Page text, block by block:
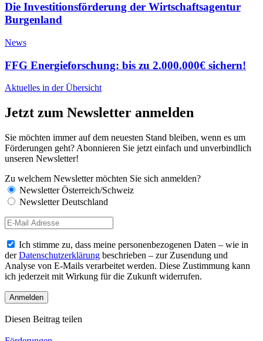
Die Investitionsförderung der Wirtschaftsagentur
Burgenland
News
FFG Energieforschung: bis zu 2.000.000€ sichern!
Aktuelles in der Übersicht
Jetzt zum Newsletter anmelden
Sie möchten immer auf dem neuesten Stand bleiben, wenn es um
Förderungen geht? Abonnieren Sie jetzt einfach und unverbindlich
unseren Newsletter!
Zu welchem Newsletter möchten Sie sich anmelden?
Newsletter Österreich/Schweiz
Newsletter Deutschland
Ich stimme zu, dass meine personenbezogenen Daten – wie in
derDatenschutzerklärung beschrieben – zur Zusendung und
Analyse von E-Mails verarbeitet werden. Diese Zustimmung kann
ich jederzeit mit Wirkung für die Zukunft widerrufen.
Diesen Beitrag teilen